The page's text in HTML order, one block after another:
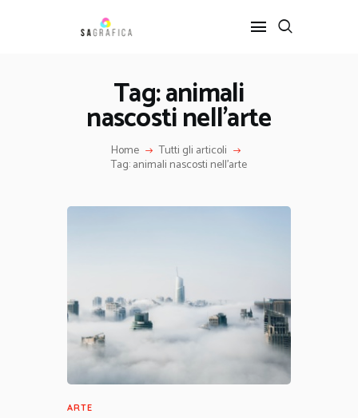
Tag: animali
nascosti nell’arte
Home Tutti gli articoli
Tag: animali nascosti nell’arte
HOME
GRAFICA
SERVIZI
ARTE